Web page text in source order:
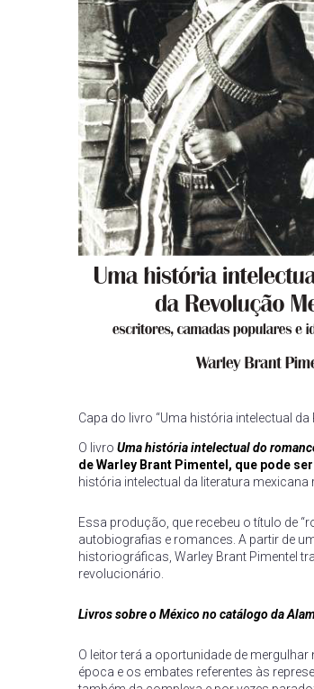
Capa do livro “Uma história intelectual
O livro Uma história intelectual do
de Warley Brant Pimentel, que pode
história intelectual da literatura mexicana
Essa produção, que recebeu o título de
autobiografias e romances. A partir de
historiográficas, Warley Brant Pimentel
revolucionário.
Livros sobre o México no catálogo da
O leitor terá a oportunidade de
época e os embates referentes às